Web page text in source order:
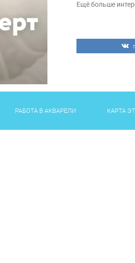
Ещё больше
РАБОТА В АКВАРЕЛИ КАРТА